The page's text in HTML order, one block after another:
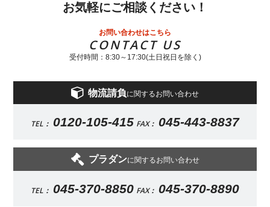
お気軽にご相談ください！
お問い合わせはこちら
CONTACT US
受付時間：8:30～17:30(土日祝日を除く)
物流請負に関するお問い合わせ
TEL： 0120-105-415 FAX： 045-443-8837
プラダンに関するお問い合わせ
TEL： 045-370-8850 FAX： 045-370-8890